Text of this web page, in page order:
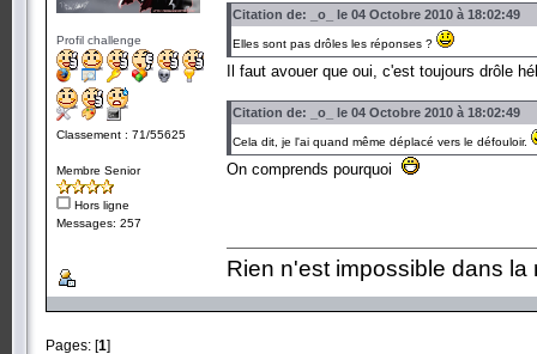
Profil challenge
Classement : 71/55625
Membre Senior
Hors ligne
Messages: 257
Citation de: _o_ le 04 Octobre 2010 à 18:02:49
Elles sont pas drôles les réponses ?
Il faut avouer que oui, c'est toujours drôle
Citation de: _o_ le 04 Octobre 2010 à 18:02:49
Cela dit, je l'ai quand même déplacé vers le défouloir.
On comprends pourquoi
Rien n'est impossible dans
Pages: [1]